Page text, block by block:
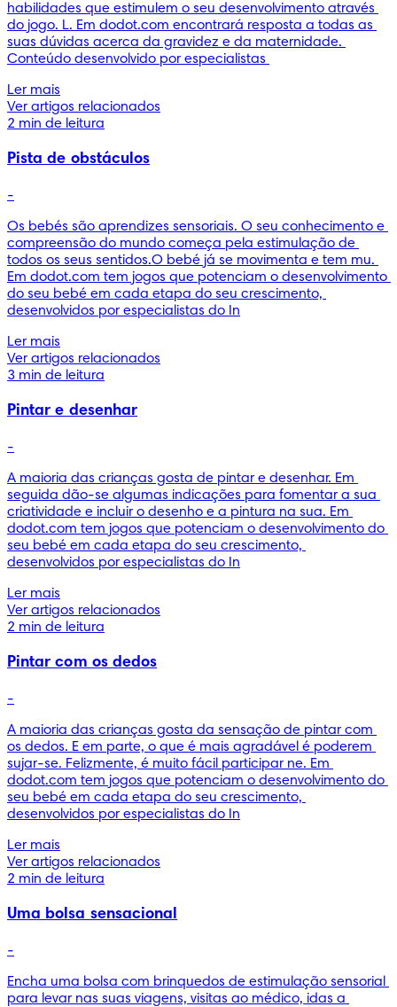
habilidades que estimulem o seu desenvolvimento através
do jogo. L. Em dodot.com encontrará resposta a todas as
suas dúvidas acerca da gravidez e da maternidade.
Conteúdo desenvolvido por especialistas
Ler mais
Ver artigos relacionados
2 min de leitura
Pista de obstáculos
-
Os bebés são aprendizes sensoriais. O seu conhecimento e
compreensão do mundo começa pela estimulação de
todos os seus sentidos.O bebé já se movimenta e tem mu.
Em dodot.com tem jogos que potenciam o desenvolvimento
do seu bebé em cada etapa do seu crescimento,
desenvolvidos por especialistas do In
Ler mais
Ver artigos relacionados
3 min de leitura
Pintar e desenhar
-
A maioria das crianças gosta de pintar e desenhar. Em
seguida dão-se algumas indicações para fomentar a sua
criatividade e incluir o desenho e a pintura na sua. Em
dodot.com tem jogos que potenciam o desenvolvimento do
seu bebé em cada etapa do seu crescimento,
desenvolvidos por especialistas do In
Ler mais
Ver artigos relacionados
2 min de leitura
Pintar com os dedos
-
A maioria das crianças gosta da sensação de pintar com
os dedos. E em parte, o que é mais agradável é poderem
sujar-se. Felizmente, é muito fácil participar ne. Em
dodot.com tem jogos que potenciam o desenvolvimento do
seu bebé em cada etapa do seu crescimento,
desenvolvidos por especialistas do In
Ler mais
Ver artigos relacionados
2 min de leitura
Uma bolsa sensacional
-
Encha uma bolsa com brinquedos de estimulação sensorial
para levar nas suas viagens, visitas ao médico, idas a